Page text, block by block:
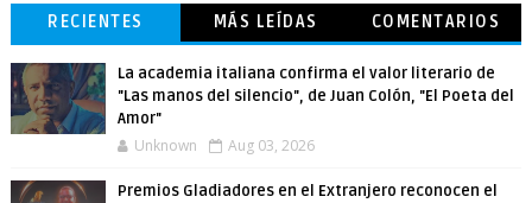
RECIENTES MÁS LEÍDAS COMENTARIOS
La academia italiana confirma el valor literario de
"Las manos del silencio", de Juan Colón, "El Poeta del
Amor"
Unknown Aug 03, 2026
Premios Gladiadores en el Extranjero reconocen el